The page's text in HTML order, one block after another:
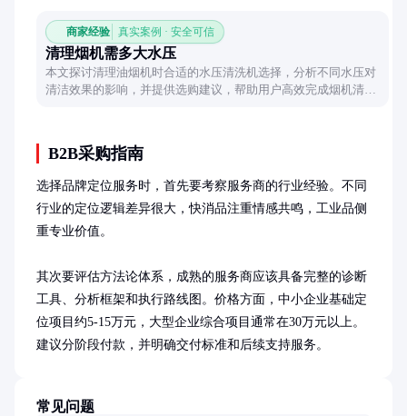
商家经验 真实案例 · 安全可信
清理烟机需多大水压
本文探讨清理油烟机时合适的水压清洗机选择，分析不同水压对
清洁效果的影响，并提供选购建议，帮助用户高效完成烟机清
B2B采购指南
选择品牌定位服务时，首先要考察服务商的行业经验。不同
行业的定位逻辑差异很大，快消品注重情感共鸣，工业品侧
重专业价值。
其次要评估方法论体系，成熟的服务商应该具备完整的诊断
工具、分析框架和执行路线图。价格方面，中小企业基础定
位项目约5-15万元，大型企业综合项目通常在30万元以上。
建议分阶段付款，并明确交付标准和后续支持服务。
常见问题